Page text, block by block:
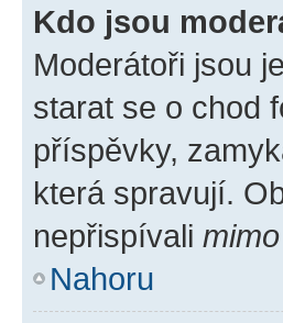
Kdo jsou
Moderátoři jsou
starat se o chod
příspěvky,
která spravují.
nepřispívali
Nahoru